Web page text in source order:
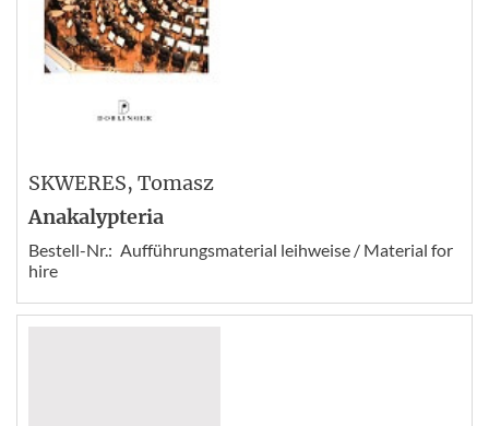
SKWERES, Tomasz
Anakalypteria
Bestell-Nr.: Aufführungsmaterial leihweise / Material for
hire